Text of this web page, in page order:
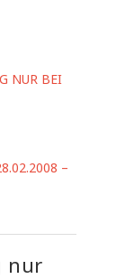
NUR BEI
– A
nur